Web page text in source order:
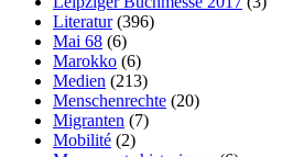
Literatur(396)
Mai 68 (6)
Marokko (6)
Medien (213)
Menschenrechte (20)
Migranten (7)
Mobilité (2)